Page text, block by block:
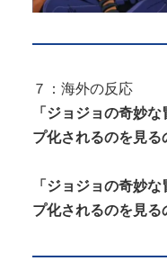
７：海外の反応
「ジョジョの奇妙
プ化されるのを見る
「ジョジョの奇妙
プ化されるのを見る